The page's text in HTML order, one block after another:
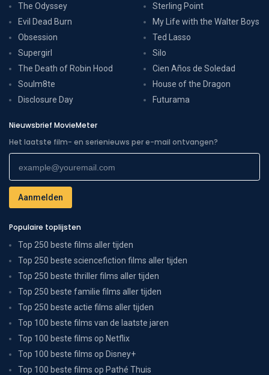
The Odyssey
Evil Dead Burn
Obsession
Supergirl
The Death of Robin Hood
Soulm8te
Disclosure Day
Sterling Point
My Life with the Walter Boys
Ted Lasso
Silo
Cien Años de Soledad
House of the Dragon
Futurama
Nieuwsbrief MovieMeter
Het laatste film- en serienieuws per e-mail ontvangen?
Populaire toplijsten
Top 250 beste films aller tijden
Top 250 beste sciencefiction films aller tijden
Top 250 beste thriller films aller tijden
Top 250 beste familie films aller tijden
Top 250 beste actie films aller tijden
Top 100 beste films van de laatste jaren
Top 100 beste films op Netflix
Top 100 beste films op Disney+
Top 100 beste films op Pathé Thuis